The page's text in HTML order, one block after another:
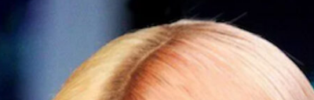
GLOBAL
VIDEOS